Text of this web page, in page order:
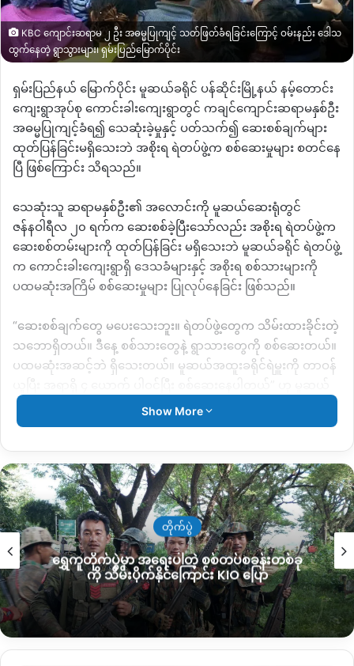
KBC ကျောင်းဆရာမ ၂ ဦး အဓမ္မပြုကျင့် သတ်ဖြတ်ခံရခြင်းကြောင့် ဝမ်းနည်း ဒေါသ
ထွက်နေတဲ့ ရွာသွားများ၊ ရှမ်းပြည်မြောက်ပိုင်း
ရှမ်းပြည်နယ် မြောက်ပိုင်း မူဆယ်ခရိုင် ပန်ဆိုင်းမြို့နယ် နမ့်တောင်း
ကျေးရွာအုပ်စု ကောင်းခါးကျေးရွာတွင် ကချင်ကျောင်းဆရာမနှစ်ဦး
အဓမ္မပြုကျင့်ခံရ၍ သေဆုံးခဲ့မှုနှင့် ပတ်သက်၍ ဆေးစစ်ချက်များ
ထုတ်ပြန်ခြင်းမရှိသေးဘဲ အစိုးရ ရဲတပ်ဖွဲ့က စစ်ဆေးမှုများ စတင်နေ
ပြီ ဖြစ်ကြောင်း သိရသည်။
သေဆုံးသူ ဆရာမနှစ်ဦး၏ အလောင်းကို မူဆယ်ဆေးရုံတွင်
ဇန်နဝါရီလ ၂၀ ရက်က ဆေးစစ်ခဲ့ပြီးသော်လည်း အစိုးရ ရဲတပ်ဖွဲ့က
ဆေးစစ်တမ်းများကို ထုတ်ပြန်ခြင်း မရှိသေးဘဲ မူဆယ်ခရိုင် ရဲတပ်ဖွဲ့
က ကောင်းခါးကျေးရွာရှိ ဒေသခံများနှင့် အစိုးရ စစ်သားများကို
ပထမဆုံးအကြိမ် စစ်ဆေးမှုများ ပြုလုပ်နေခြင်း ဖြစ်သည်။
“ဆေးစစ်ချက်တွေ မပေးသေးဘူး။ ရဲတပ်ဖွဲ့တွေက သိမ်းထားခိုင်းတဲ့
သဘောရှိတယ်။ ဒီနေ့ စစ်သားတွေနဲ့ ရွာသားတွေကို စစ်ဆေးတယ်။
ပထမဆုံးအဆင့်ဘဲ ရှိသေးတယ်။ မူဆယ်အထူးခရိုင်ရဲမှူးကို တာဝန်
မြို့နယ် ကချင်နှစ်ခြင်းခရစ်ယာန်အဖွဲ့ချုပ် (KBC) မှ
အထွေထွေအတွင်းရေးမှူး Rev. Zau La (သိက္ခာတော်ရ ဆရာဇော်
ယနေ့ ဇန်နဝါရီလ ၂၁ ရက်တွင် ကောင်းခါးကျေးရွာတွင် အစိုးရ၏
ခမရ ၅၀၃ တပ်ရင်း အင်အား ၁၀၀ ခန့်ရှိရာမှအင်အား ၆၀ ခန့်ထပ်မံ
ဖြည့်တင်းလာသဖြင့် ဒေသခံများ ကြောက်လန့်နေကြသည်ဟု
ကောင်းခါးကျေးရွာ အုပ်ချုပ်ရေးမှူး Slg. Zinghtung La (ဦးဇင်ထု
န်းလ) က ပြောသည်။
ထို့ပြင် အစိုးရ၏ မူဆယ်ခရိုင်ရဲမှူး တာဝန်ယူ၍ ကောင်းခါးကျေးရွာ
ဒေသခံ ၃၇ ဦးနှင့် တပ်မတော် စစ်သား ၁၅ ဦးခန့်တို့အား စစ်ဆေး
မေးမြန်းမှုများ ပြုလုပ်ခဲ့သည်ဟု ပန်ဆိုင်း (ကြူကုတ်) ရဲစခန်းမှူး ဦး
Show More
တိုက်ပွဲ
ရွှေကူတိုက်ပွဲမှာ အရေးပါတဲ့ စစ်တပ်စခန်းတစ်ခု
ကို သိမ်းပိုက်နိုင်ကြောင်း KIO ပြော